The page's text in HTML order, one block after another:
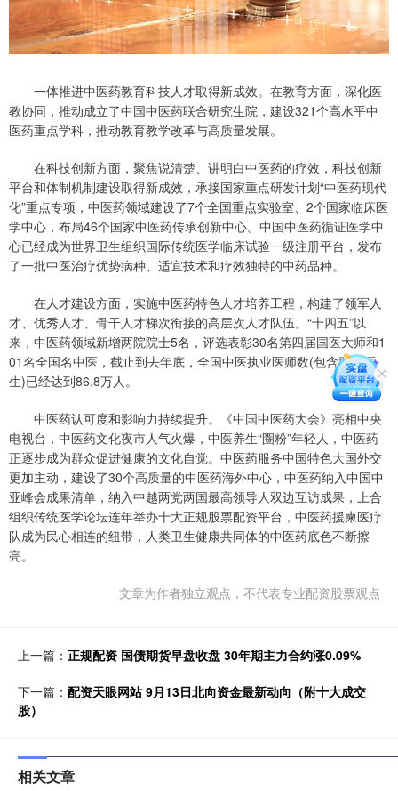
一体推进中医药教育科技人才取得新成效。在教育方面，深化医
教协同，推动成立了中国中医药联合研究生院，建设321个高水平中
医药重点学科，推动教育教学改革与高质量发展。
在科技创新方面，聚焦说清楚、讲明白中医药的疗效，科技创新
平台和体制机制建设取得新成效，承接国家重点研发计划“中医药现代
化”重点专项，中医药领域建设了7个全国重点实验室、2个国家临床医
学中心，布局46个国家中医药传承创新中心。中国中医药循证医学中
心已经成为世界卫生组织国际传统医学临床试验一级注册平台，发布
了一批中医治疗优势病种、适宜技术和疗效独特的中药品种。
在人才建设方面，实施中医药特色人才培养工程，构建了领军人
才、优秀人才、骨干人才梯次衔接的高层次人才队伍。“十四五”以
来，中医药领域新增两院院士5名，评选表彰30名第四届国医大师和1
01名全国名中医，截止到去年底，全国中医执业医师数(包含助理医
生)已经达到86.8万人。
中医药认可度和影响力持续提升。《中国中医药大会》亮相中央
电视台，中医药文化夜市人气火爆，中医养生“圈粉”年轻人，中医药
正逐步成为群众促进健康的文化自觉。中医药服务中国特色大国外交
更加主动，建设了30个高质量的中医药海外中心，中医药纳入中国中
亚峰会成果清单，纳入中越两党两国最高领导人双边互访成果，上合
组织传统医学论坛连年举办十大正规股票配资平台，中医药援柬医疗
队成为民心相连的纽带，人类卫生健康共同体的中医药底色不断擦
亮。
文章为作者独立观点，不代表专业配资股票观点
上一篇： 正规配资 国债期货早盘收盘 30年期主力合约涨0.09%
下一篇： 配资天眼网站 9月13日北向资金最新动向（附十大成交
股）
相关文章